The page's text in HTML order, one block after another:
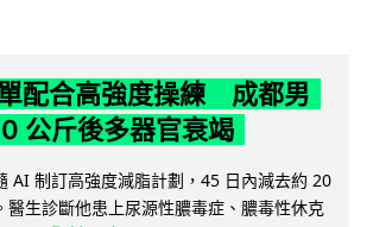
配合高強度操練 成都男
公斤後多器官衰竭
AI 制訂高強度減脂計劃，45 日內減去約 20
醫生診斷他患上尿源性膿毒症、膿毒性休克